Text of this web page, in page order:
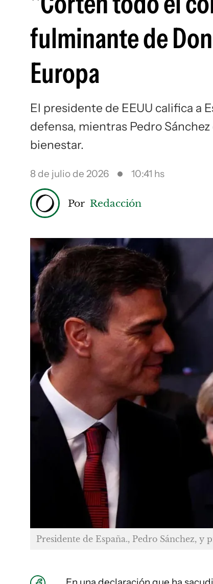
fulminante de
Europa
El presidente de EEUU califica a
defensa, mientras Pedro
bienestar.
8 de julio de 2026 10:41 hs
Por Redacción
Presidente de España., Pedro Sánchez,